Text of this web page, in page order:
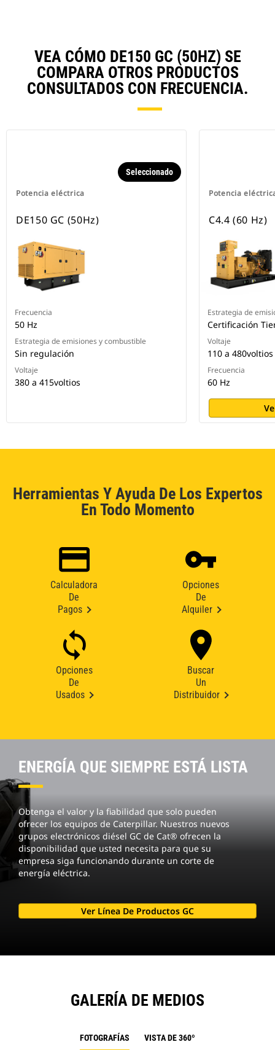
VEA CÓMO DE150 GC (50HZ) SE
COMPARA OTROS PRODUCTOS
CONSULTADOS CON FRECUENCIA.
Potencia eléctrica
Seleccionado
DE150 GC (50Hz)
Frecuencia
50 Hz
Estrategia de emisiones y combustible
Sin regulación
Voltaje
380 a 415voltios
Potencia
C4.4 (60 Hz)
Estrategia de
Certificación
Voltaje
110 a 480voltios
Frecuencia
60 Hz
Herramientas Y Ayuda De Los Expertos
En Todo Momento
Calculadora
De
Pagos
Opciones
De
Alquiler
Opciones
De
Usados
Buscar
Un
Distribuidor
ENERGÍA QUE SIEMPRE ESTÁ LISTA
Obtenga el valor y la fiabilidad que solo pueden
ofrecer los equipos de Caterpillar. Nuestros nuevos
grupos electrónicos diésel GC de Cat® ofrecen la
disponibilidad que usted necesita para que su
empresa siga funcionando durante un corte de
energía eléctrica.
Ver Línea De Productos GC
GALERÍA DE MEDIOS
FOTOGRAFÍAS VISTA DE 360º